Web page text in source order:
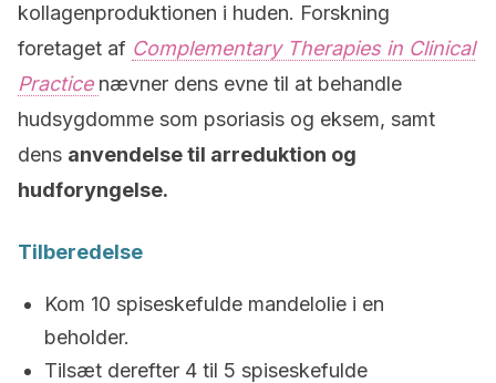
kollagenproduktionen i huden. Forskning
foretaget af Complementary Therapies in Clinical
Practice nævner dens evne til at behandle
hudsygdomme som psoriasis og eksem, samt
dens anvendelse til arreduktion og
hudforyngelse.
Tilberedelse
Kom 10 spiseskefulde mandelolie i en
beholder.
Tilsæt derefter 4 til 5 spiseskefulde